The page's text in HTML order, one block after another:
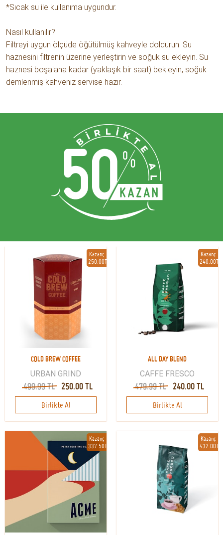
*Sıcak su ile kullanıma uygundur.
Nasıl kullanılır?
Filtreyi uygun ölçüde öğütülmüş kahveyle doldurun. Su
haznesini filtrenin üzerine yerleştirin ve soğuk su ekleyin. Su
haznesi boşalana kadar (yaklaşık bir saat) bekleyin, soğuk
demlenmiş kahveniz servise hazır.
Kazanç
250.00TL
COLD BREW COFFEE
URBAN GRIND
499.99 TL 250.00 TL
Birlikte Al
Kazanç
240.00TL
ALL DAY BLEND
CAFFE FRESCO
479.99 TL 240.00 TL
Birlikte Al
Kazanç
337.50TL
Kazanç
432.00TL